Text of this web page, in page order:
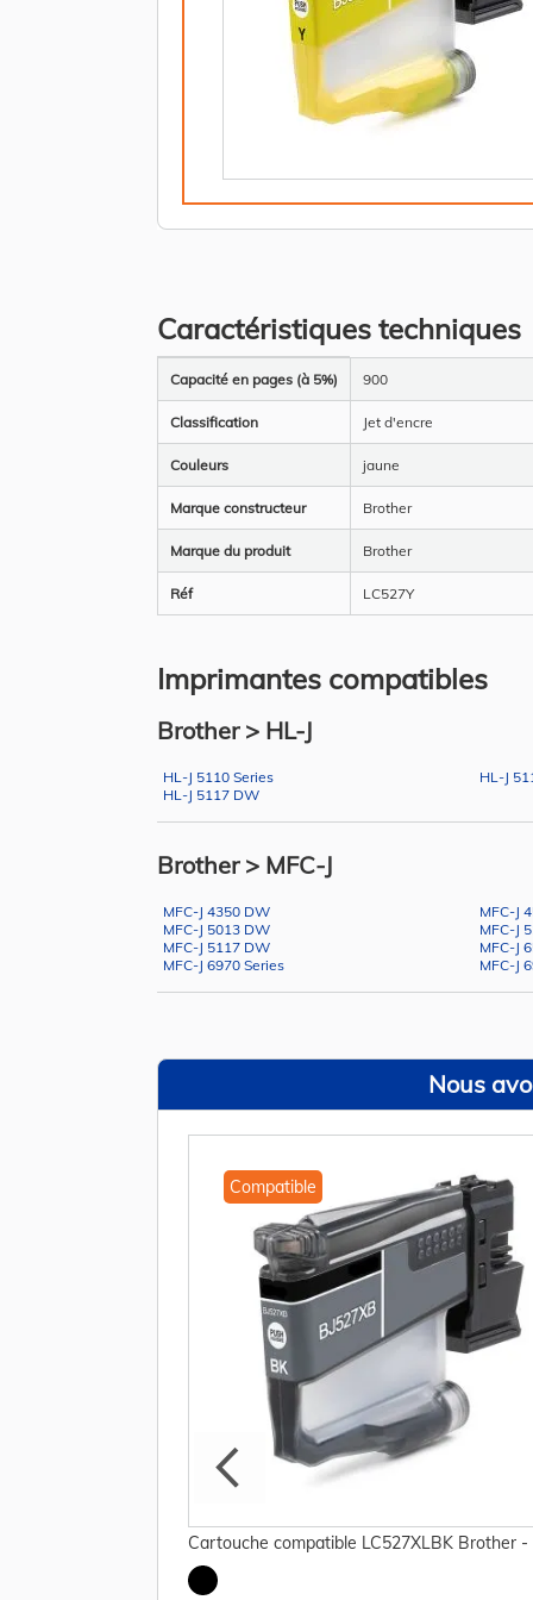
Caractéristiques techniques
d’information
Capacité en pages (à 5%) 900
Classification Jet d'encre
Couleurs jaune
Marque constructeur Brother
Marque du produit Brother
Réf LC527Y
Imprimantes compatibles
Brother > HL-J
HL-J 5110 Series HL-J
HL-J 5117 DW
Brother > MFC-J
MFC-J 4350 DW MFC-J
MFC-J 5013 DW
MFC-J
MFC-J 5117 DW
MFC-J
MFC-J 6970 Series
MFC-J
Nous
Compatible
Cartouche compatible LC527XLBK Brother -